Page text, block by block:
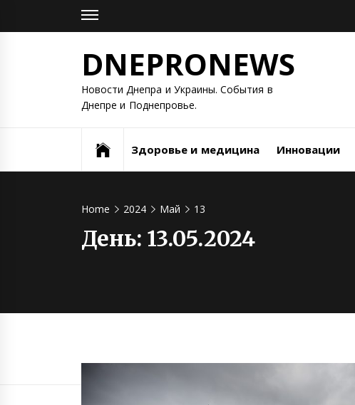
DNEPRONEWS
Новости Днепра и Украины. События в
Днепре и Поднепровье.
Здоровье и медицина Инновации
Home 2024 Май 13
День: 13.05.2024